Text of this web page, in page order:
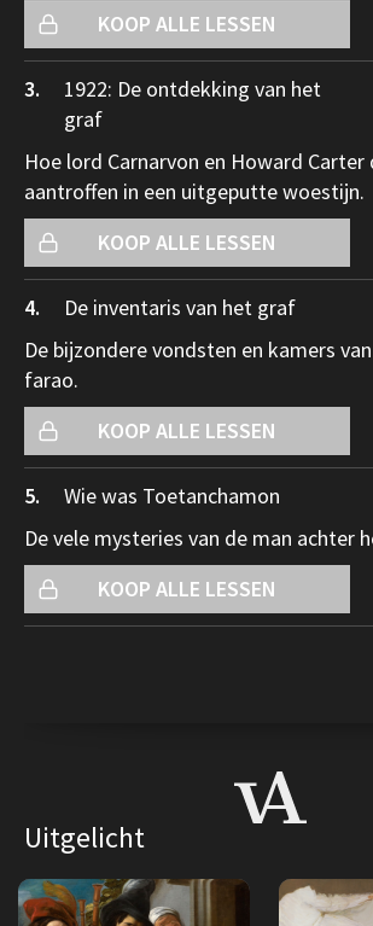
KOOP ALLE LESSEN
3.
1922: De ontdekking van het
graf
Hoe lord Carnarvon en Howard
aantroffen in een uitgeputte woestijn.
KOOP ALLE LESSEN
4. De inventaris van het graf
De bijzondere vondsten en kamers
farao.
KOOP ALLE LESSEN
5. Wie was Toetanchamon
De vele mysteries van de man achter
KOOP ALLE LESSEN
Uitgelicht